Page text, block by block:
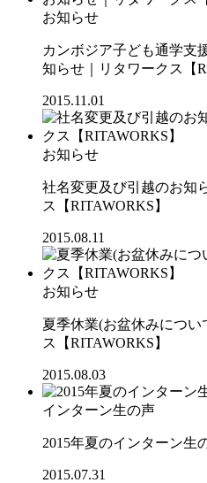
お知らせ
カンボジア子ども通学支
知らせ｜リタワークス【
2015.11.01
お知らせ
社名変更及び引越のお知
ス【RITAWORKS】
2015.08.11
お知らせ
夏季休業(お盆休みにつ
ス【RITAWORKS】
2015.08.03
インターン生の声
2015年夏のインターン生
2015.07.31